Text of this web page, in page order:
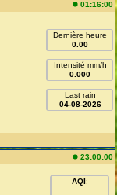
01:16:00
Dernière heure
0.00
Intensité mm/h
0.000
Last rain
04-08-2026
23:00:00
AQI: